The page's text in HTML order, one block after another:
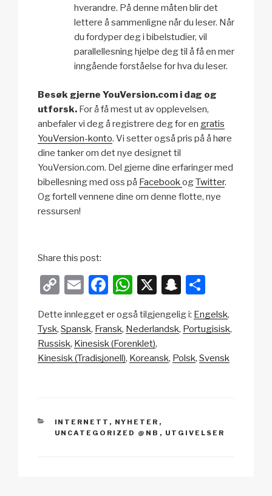
hverandre. På denne måten blir det
lettere å sammenligne når du leser. Når
du fordyper deg i bibelstudier, vil
parallellesning hjelpe deg til å få en mer
inngående forståelse for hva du leser.
Besøk gjerne YouVersion.com i dag og
utforsk. For å få mest ut av opplevelsen,
anbefaler vi deg å registrere deg for en gratis
YouVersion-konto. Vi setter også pris på å høre
dine tanker om det nye designet til
YouVersion.com. Del gjerne dine erfaringer med
bibellesning med oss på FacebookogTwitter.
Og fortell vennene dine om denne flotte, nye
ressursen!
Share this post:
C
p
y
Li
E
ail
F
c
e
b
k
W
h
at
s
A
X
S
a
c
ar
Dette innlegget er også tilgjengelig i: Engelsk
Tysk Spansk Fransk Nederlandsk Portugisisk
Russisk Kinesisk (Forenklet)
Kinesisk (Tradisjonell) Koreansk Polsk Svensk
KATEGORIER
INTERNETT , NYHETER ,
UNCATEGORIZED @NB , UTGIVELSER